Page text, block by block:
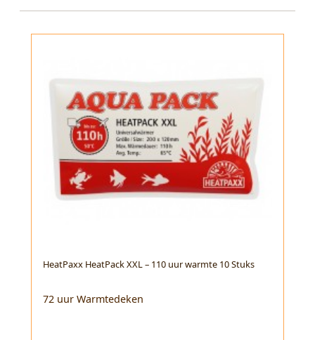
HeatPaxx HeatPack XXL – 110 uur warmte 10 Stuks
72 uur Warmtedeken